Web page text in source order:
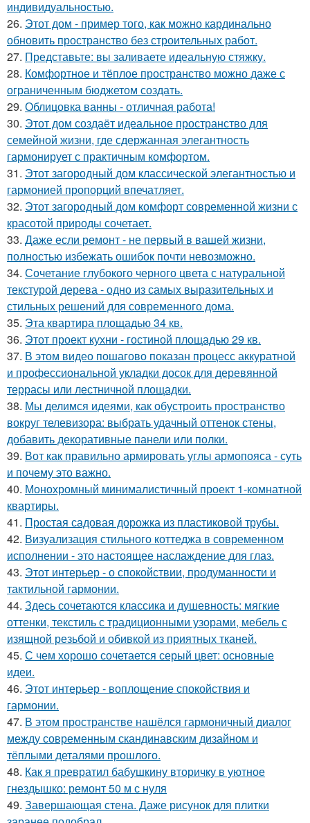
индивидуальностью.
26. Этот дом - пример того, как можно кардинально
обновить пространство без строительных работ.
27. Представьте: вы заливаете идеальную стяжку.
28. Комфортное и тёплое пространство можно даже с
ограниченным бюджетом создать.
29. Облицовка ванны - отличная работа!
30. Этот дом создаёт идеальное пространство для
семейной жизни, где сдержанная элегантность
гармонирует с практичным комфортом.
31. Этот загородный дом классической элегантностью и
гармонией пропорций впечатляет.
32. Этот загородный дом комфорт современной жизни с
красотой природы сочетает.
33. Даже если ремонт - не первый в вашей жизни,
полностью избежать ошибок почти невозможно.
34. Сочетание глубокого черного цвета с натуральной
текстурой дерева - одно из самых выразительных и
стильных решений для современного дома.
35. Эта квартира площадью 34 кв.
36. Этот проект кухни - гостиной площадью 29 кв.
37. В этом видео пошагово показан процесс аккуратной
и профессиональной укладки досок для деревянной
террасы или лестничной площадки.
38. Мы делимся идеями, как обустроить пространство
вокруг телевизора: выбрать удачный оттенок стены,
добавить декоративные панели или полки.
39. Вот как правильно армировать углы армопояса - суть
и почему это важно.
40. Монохромный минималистичный проект 1-комнатной
квартиры.
41. Простая садовая дорожка из пластиковой трубы.
42. Визуализация стильного коттеджа в современном
исполнении - это настоящее наслаждение для глаз.
43. Этот интерьер - о спокойствии, продуманности и
тактильной гармонии.
44. Здесь сочетаются классика и душевность: мягкие
оттенки, текстиль с традиционными узорами, мебель с
изящной резьбой и обивкой из приятных тканей.
45. С чем хорошо сочетается серый цвет: основные
идеи.
46. Этот интерьер - воплощение спокойствия и
гармонии.
47. В этом пространстве нашёлся гармоничный диалог
между современным скандинавским дизайном и
тёплыми деталями прошлого.
48. Как я превратил бабушкину вторичку в уютное
гнездышко: ремонт 50 м с нуля
49. Завершающая стена. Даже рисунок для плитки